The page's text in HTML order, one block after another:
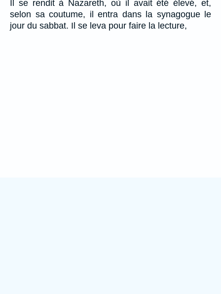
Il se rendit à Nazareth, où il avait été élevé, et,
selon sa coutume, il entra dans la synagogue le
jour du sabbat. Il se leva pour faire la lecture,